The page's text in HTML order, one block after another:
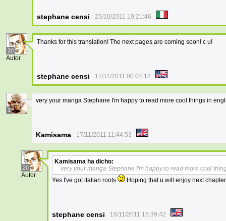
stephane censi 25/10/2011 19:21:46
20
Autor
Thanks for this translation! The next pages are coming soon! c u!
stephane censi 17/11/2011 00:04:12
1
very your manga Stephane I'm happy to read more cool things in
Kamisama 17/11/2011 11:44:53
20
Autor
Kamisama ha dicho:
very your manga Stephane I'm happy to read more cool
Yes I've got italian roots
Hoping that u will enjoy next
stephane censi 18/11/2011 15:39:42